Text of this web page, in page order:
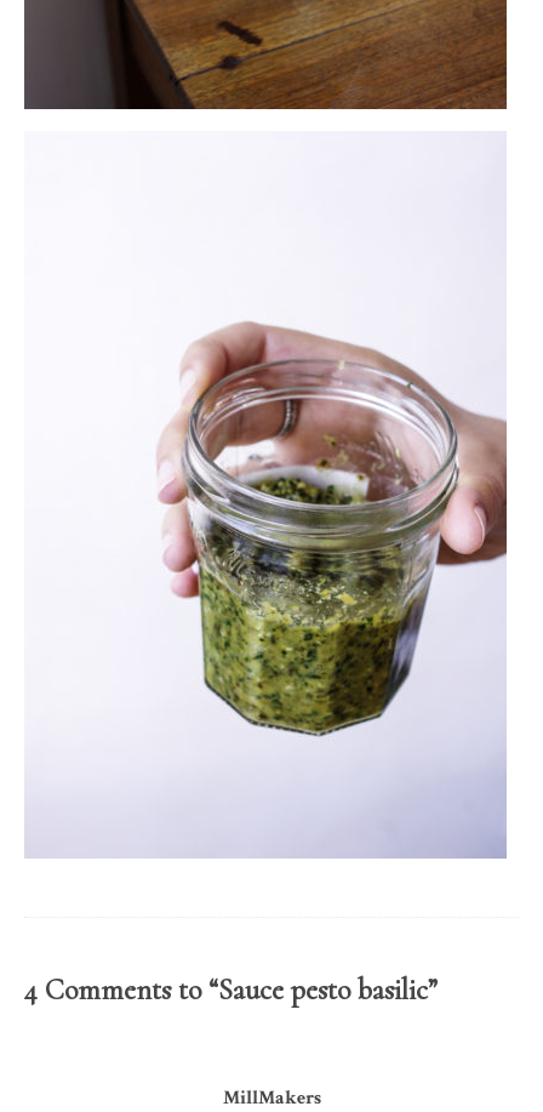
4 Comments to “Sauce pesto basilic”
MillMakers